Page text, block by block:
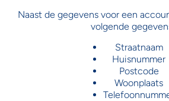
Naast de gegevens voor een
volgende
Straatnaam
Huisnummer
Postcode
Woonplaats